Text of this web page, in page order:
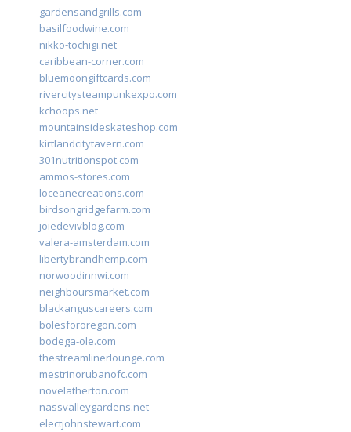
gardensandgrills.com
basilfoodwine.com
nikko-tochigi.net
caribbean-corner.com
bluemoongiftcards.com
rivercitysteampunkexpo.com
kchoops.net
mountainsideskateshop.com
kirtlandcitytavern.com
301nutritionspot.com
ammos-stores.com
loceanecreations.com
birdsongridgefarm.com
joiedevivblog.com
valera-amsterdam.com
libertybrandhemp.com
norwoodinnwi.com
neighboursmarket.com
blackanguscareers.com
bolesfororegon.com
bodega-ole.com
thestreamlinerlounge.com
mestrinorubanofc.com
novelatherton.com
nassvalleygardens.net
electjohnstewart.com